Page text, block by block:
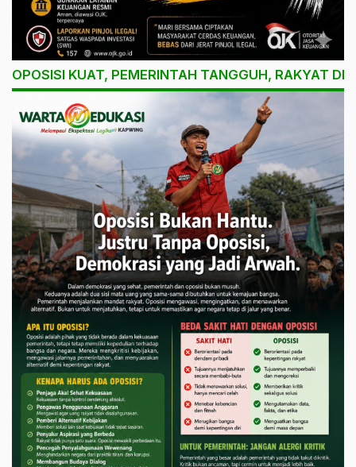
OPOSISI KUAT, PEMERINTAH TANGGUH, RAKYAT